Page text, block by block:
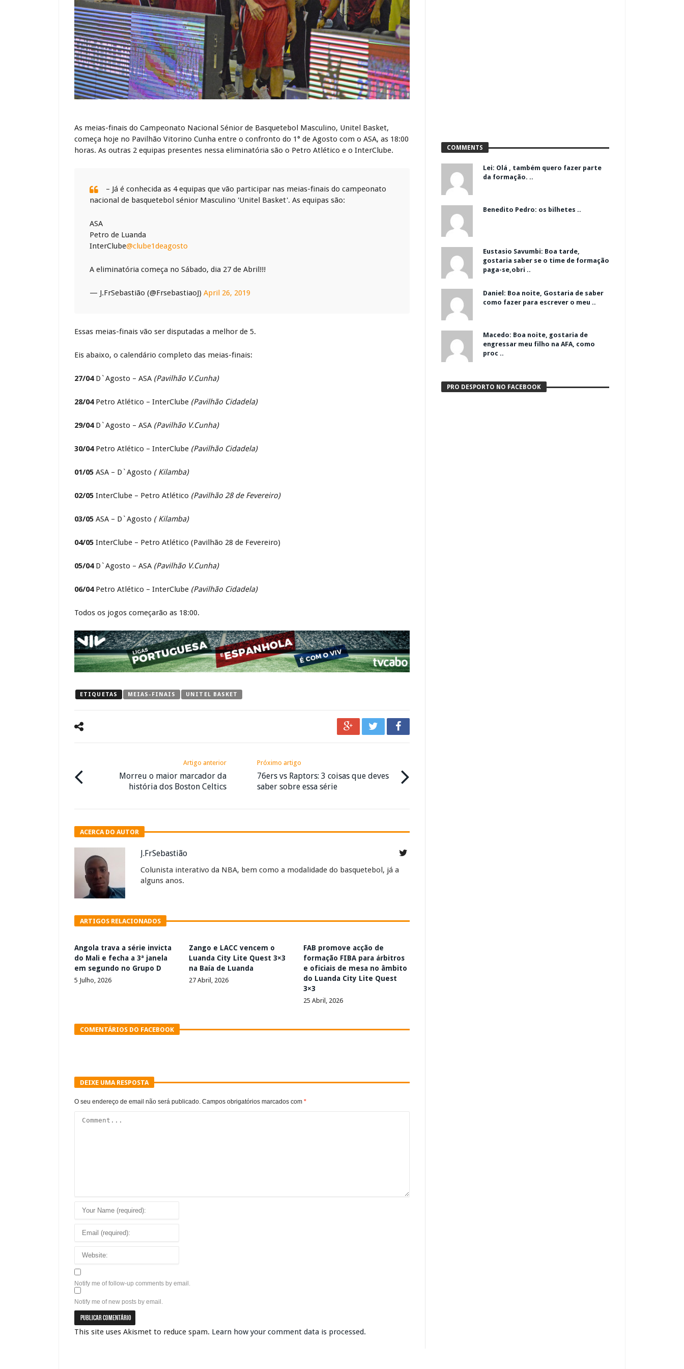
As meias-finais do Campeonato Nacional Sénior de Basquetebol Masculino, Unitel Basket,
começa hoje no Pavilhão Vitorino Cunha entre o confronto do 1° de Agosto com o ASA, as 18:00
horas. As outras 2 equipas presentes nessa eliminatória são o Petro Atlético e o InterClube.
– Já é conhecida as 4 equipas que vão participar nas meias-finais do campeonato
nacional de basquetebol sénior Masculino 'Unitel Basket'. As equipas são:
ASA
Petro de Luanda
InterClube@clube1deagosto
A eliminatória começa no Sábado, dia 27 de Abril!!!
— J.FrSebastião (@FrsebastiaoJ) April 26, 2019
Essas meias-finais vão ser disputadas a melhor de 5.
Eis abaixo, o calendário completo das meias-finais:
27/04D`Agosto – ASA (Pavilhão V.Cunha)
28/04Petro Atlético – InterClube (Pavilhão Cidadela)
29/04D`Agosto – ASA (Pavilhão V.Cunha)
30/04Petro Atlético – InterClube (Pavilhão Cidadela)
01/05 ASA – D`Agosto ( Kilamba)
02/05 InterClube – Petro Atlético (Pavilhão 28 de Fevereiro)
03/05 ASA – D`Agosto ( Kilamba)
04/05 InterClube – Petro Atlético (Pavilhão 28 de Fevereiro)
05/04D`Agosto – ASA (Pavilhão V.Cunha)
06/04Petro Atlético – InterClube (Pavilhão Cidadela)
Todos os jogos começarão as 18:00.
ETIQUETAS MEIAS-FINAIS UNITEL BASKET
Artigo anterior
Morreu o maior marcador da
história dos Boston Celtics
Próximo artigo
76ers vs Raptors: 3 coisas que deves
saber sobre essa série
ACERCA DO AUTOR
J.FrSebastião
Colunista interativo da NBA, bem como a modalidade do basquetebol, já a
alguns anos.
ARTIGOS RELACIONADOS
Angola trava a série invicta
do Mali e fecha a 3ª janela
em segundo no Grupo D
5 Julho, 2026
Zango e LACC vencem o
Luanda City Lite Quest 3×3
na Baía de Luanda
27 Abril, 2026
FAB promove acção de
formação FIBA para árbitros
e oficiais de mesa no âmbito
do Luanda City Lite Quest
3×3
25 Abril, 2026
COMENTÁRIOS DO FACEBOOK
DEIXE UMA RESPOSTA
O seu endereço de email não será publicado. Campos obrigatórios marcados com *
Notify me of follow-up comments by email.
Notify me of new posts by email.
This site uses Akismet to reduce spam. Learn how your comment data is processed.
COMMENTS
Lei: Olá , também quero fazer parte
da formação. ..
Benedito Pedro: os bilhetes ..
Eustasio Savumbi: Boa tarde,
gostaria saber se o time de formação
paga-se,obri ..
Daniel: Boa noite, Gostaria de saber
como fazer para escrever o meu ..
Macedo: Boa noite, gostaria de
engressar meu filho na AFA, como
proc ..
PRO DESPORTO NO FACEBOOK